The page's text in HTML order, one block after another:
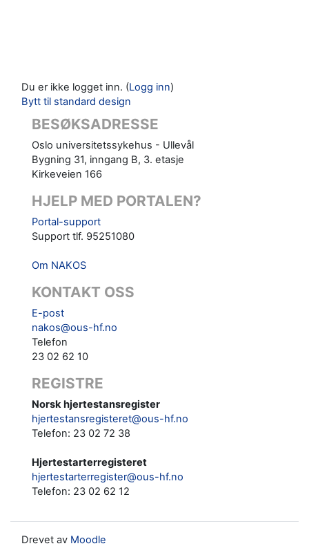
Du er ikke logget inn. (Logg inn)
Bytt til standard design
BESØKSADRESSE
Oslo universitetssykehus - Ullevål
Bygning 31, inngang B, 3. etasje
Kirkeveien 166
HJELP MED PORTALEN?
Portal-support
Support tlf. 95251080
Om NAKOS
KONTAKT OSS
E-post
nakos@ous-hf.no
Telefon
23 02 62 10
REGISTRE
Norsk hjertestansregister
hjertestansregisteret@ous-hf.no
Telefon: 23 02 72 38
Hjertestarterregisteret
hjertestarterregister@ous-hf.no
Telefon: 23 02 62 12‬‬
Drevet av Moodle